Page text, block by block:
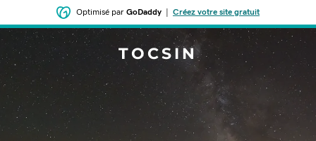
Optimisé par GoDaddy Créez votre site gratuit
TOCSIN